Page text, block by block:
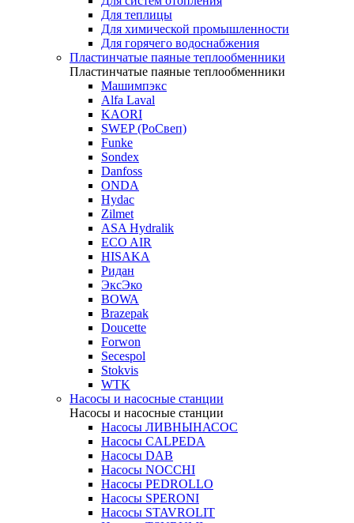
Для теплицы
Для химической промышленности
Для горячего водоснабжения
Пластинчатые паяные теплообменники
Пластинчатые паяные теплообменники
Машимпэкс
Alfa Laval
KAORI
SWEP (РоСвеп)
Funke
Sondex
Danfoss
ONDA
Hydac
Zilmet
ASA Hydralik
ECO AIR
HISAKA
Ридан
ЭксЭко
BOWA
Brazepak
Doucette
Forwon
Secespol
Stokvis
WTK
Насосы и насосные станции
Насосы и насосные станции
Насосы ЛИВНЫНАСОС
Насосы CALPEDA
Насосы DAB
Насосы NOCCHI
Насосы PEDROLLO
Насосы SPERONI
Насосы STAVROLIT